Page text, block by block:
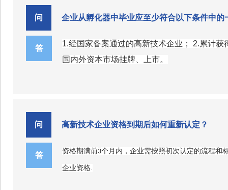
问 企业从孵化器中毕业应至少符合以下条件中的
答
1.经国家备案通过的高新技术企业； 2.累计
国内外资本市场挂牌、上市。
问 高新技术企业资格到期后如何重新认定？
答 资格期满前3个月内，企业需按照初次认定的流程和
企业资格.